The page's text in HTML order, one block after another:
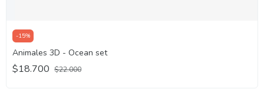
-15%
Animales 3D - Ocean set
$18.700 $22.000